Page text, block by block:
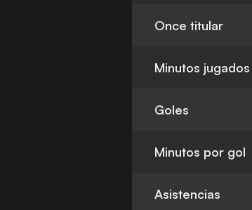
Once titular
Minutos jugados
Goles
Minutos por gol
Asistencias